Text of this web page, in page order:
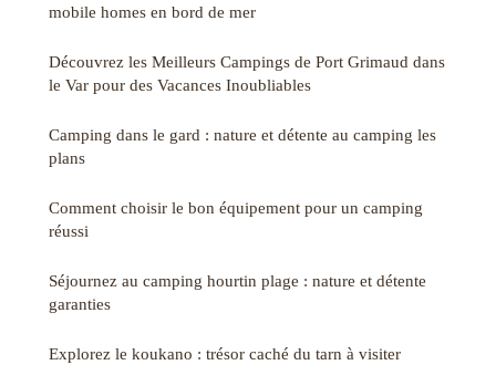
mobile homes en bord de mer
Découvrez les Meilleurs Campings de Port Grimaud dans
le Var pour des Vacances Inoubliables
Camping dans le gard : nature et détente au camping les
plans
Comment choisir le bon équipement pour un camping
réussi
Séjournez au camping hourtin plage : nature et détente
garanties
Explorez le koukano : trésor caché du tarn à visiter